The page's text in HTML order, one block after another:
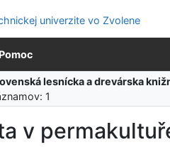
Pomoc
lesnícka a drevárska
1
v